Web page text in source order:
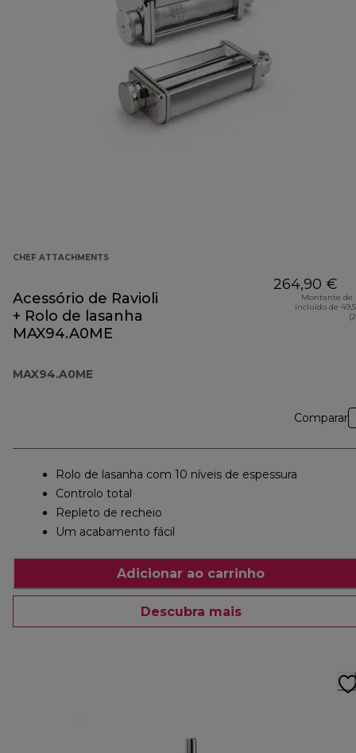
CHEF ATTACHMENTS
Acessório de Ravioli
+ Rolo de lasanha
MAX94.A0ME
MAX94.A0ME
264,90 €
Montante de
incluído de
Comparar
Rolo de lasanha com 10 níveis de espessura
Controlo total
Repleto de recheio
Um acabamento fácil
Adicionar ao carrinho
Descubra mais